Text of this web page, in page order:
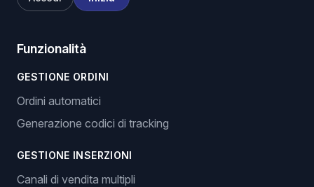
Funzionalità
GESTIONE ORDINI
Ordini automatici
Generazione codici di tracking
GESTIONE INSERZIONI
Canali di vendita multipli